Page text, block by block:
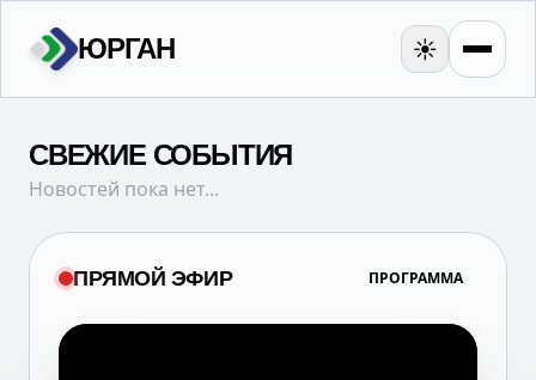
ЮРГАН ☀️
СВЕЖИЕ СОБЫТИЯ
Новостей пока нет...
ПРЯМОЙ ЭФИР ПРОГРАММА